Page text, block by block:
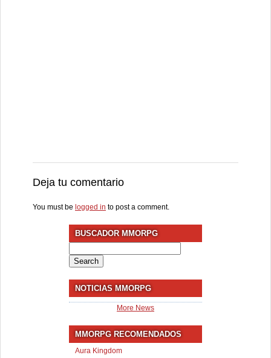
Deja tu comentario
You must be logged in to post a comment.
BUSCADOR MMORPG
for:
NOTICIAS MMORPG
More News
MMORPG RECOMENDADOS
Aura Kingdom